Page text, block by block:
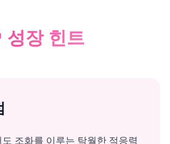
성장 힌트
조화를 이루는 탁월한 적응력